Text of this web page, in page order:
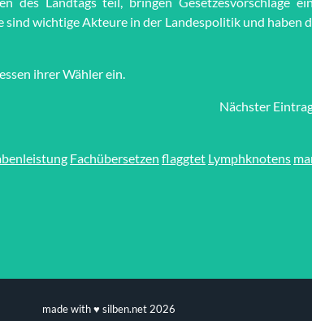
wichtige Akteure in der Landespolitik und haben
ihrer Wähler ein.
Nächster
Fachübersetzen flaggtet Lymphknotens
made with ♥ silben.net 2026